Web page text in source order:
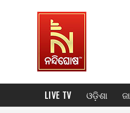
LIVE TV ଓଡ଼ିଶା